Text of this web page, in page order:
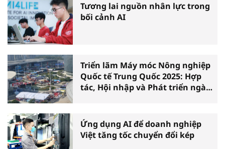
Tương lai nguồn nhân lực trong
bối cảnh AI
Triển lãm Máy móc Nông nghiệp
Quốc tế Trung Quốc 2025: Hợp
tác, Hội nhập và Phát triển ngành
Ứng dụng AI để doanh nghiệp
Việt tăng tốc chuyển đổi kép